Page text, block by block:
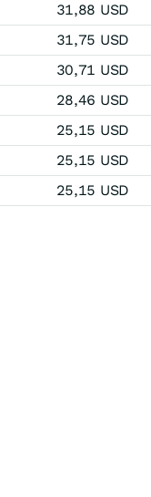
31,88 USD
31,75 USD
30,71 USD
28,46 USD
25,15 USD
25,15 USD
25,15 USD